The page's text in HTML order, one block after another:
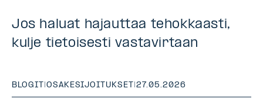
Jos haluat hajauttaa tehokkaasti,
kulje tietoisesti vastavirtaan
BLOGIT |OSAKESIJOITUKSET |27.05.2026